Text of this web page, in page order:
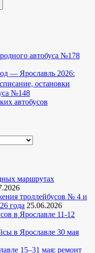
автобуса №178
— Ярославль 2026:
остановки
№148
автобусов
маршрутах
троллейбусов № 4 и
года 25.06.2026
в Ярославле 11-12
в Ярославле 30 мая
15–31 мая: ремонт